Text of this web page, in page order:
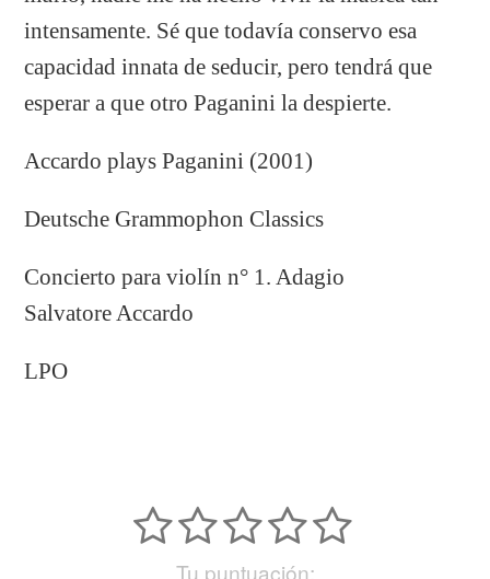
intensamente. Sé que todavía conservo esa
capacidad innata de seducir, pero tendrá que
esperar a que otro Paganini la despierte.
Accardo plays Paganini (2001)
Deutsche Grammophon Classics
Concierto para violín n° 1. Adagio
Salvatore Accardo
LPO
Tu puntuación: